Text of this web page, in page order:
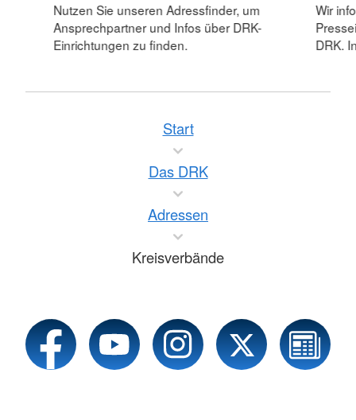
Nutzen Sie unseren Adressfinder, um
Ansprechpartner und Infos über DRK-
Einrichtungen zu finden.
Wir
DRK.
Start
Das DRK
Adressen
Kreisverbände